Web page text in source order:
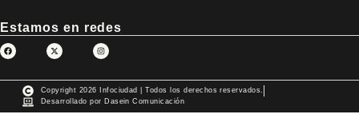
Estamos en redes
Copyright 2026 Infociudad | Todos los derechos reservados.
Desarrollado por Dasein Comunicación